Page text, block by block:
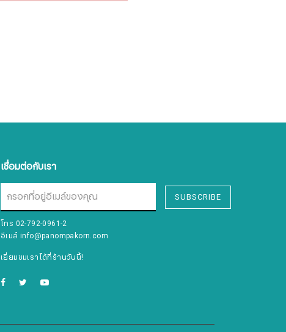
เชื่อมต่อกับเรา
SUBSCRIBE
โทร 02-792-0961-2
อีเมล์ info@panompakorn.com
เยี่ยมชมเราได้ที่ร้านวันนี้!